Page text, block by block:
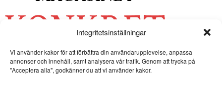
Integritetsinställningar
Vi använder kakor för att förbättra din användarupplevelse, anpassa
annonser och innehåll, samt analysera vår trafik. Genom att trycka på
"Acceptera alla", godkänner du att vi använder kakor.